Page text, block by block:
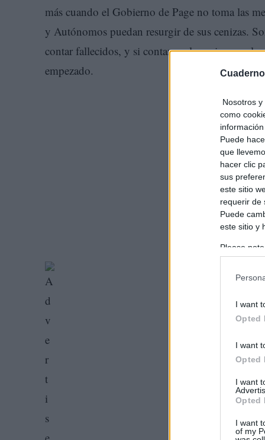
Nosotros
como
Puede
que
hacer clic
sus
este sitio
requerir de
Puede
este sitio y
Please
information
in below
I want
Opted
I want
Opted
I want
Opted
I want
of my
más cuando el Gobierno de Page no toma las
y Autónomos puedan resurgir de sus cenizas.
contar fallecidos, y si contamos los primeros,
empezado.